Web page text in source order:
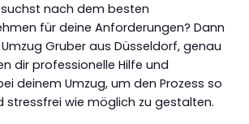
nach dem besten
für deine Anforderungen? Dann
Gruber aus Düsseldorf, genau
dir professionelle Hilfe und
deinem Umzug, um den Prozess so
stressfrei wie möglich zu gestalten.